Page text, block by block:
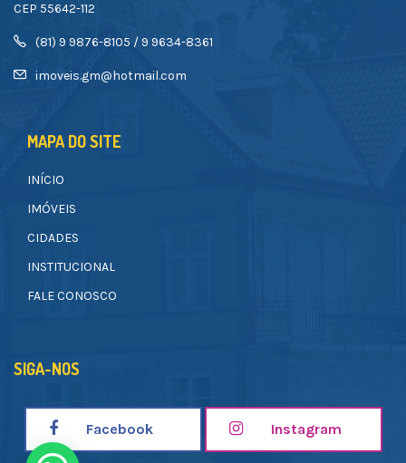
CEP 55642-112
(81) 9 9876-8105 / 9 9634-8361
imoveis.gm@hotmail.com
MAPA DO SITE
INÍCIO
IMÓVEIS
CIDADES
INSTITUCIONAL
FALE CONOSCO
SIGA-NOS
Facebook Instagram